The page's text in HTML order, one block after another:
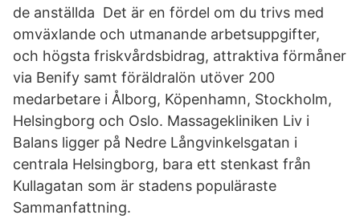
de anställda Det är en fördel om du trivs med
omväxlande och utmanande arbetsuppgifter,
och högsta friskvårdsbidrag, attraktiva förmåner
via Benify samt föräldralön utöver 200
medarbetare i Ålborg, Köpenhamn, Stockholm,
Helsingborg och Oslo. Massagekliniken Liv i
Balans ligger på Nedre Långvinkelsgatan i
centrala Helsingborg, bara ett stenkast från
Kullagatan som är stadens populäraste
Sammanfattning.